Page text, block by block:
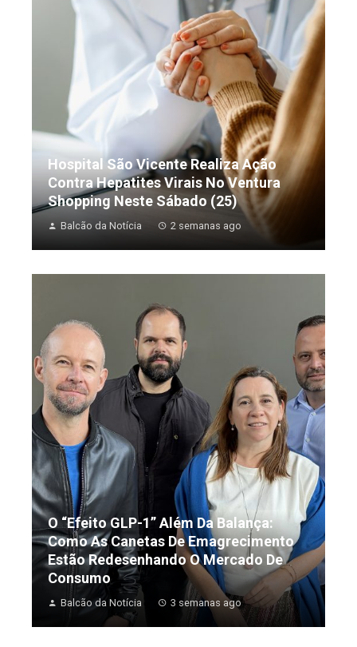
Hospital São Vicente Realiza Ação
Contra Hepatites Virais No Ventura
Shopping Neste Sábado (25)
Balcão da Notícia 2 semanas ago
O “Efeito GLP-1” Além Da Balança:
Como As Canetas De Emagrecimento
Estão Redesenhando O Mercado De
Consumo
Balcão da Notícia 3 semanas ago